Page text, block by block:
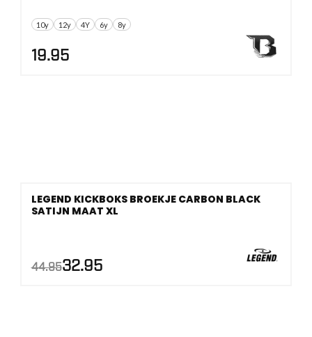
10y 12y 4Y 6y 8y
19.95
AANBIEDING!
LEGEND KICKBOKS BROEKJE CARBON BLACK
SATIJN MAAT XL
44.95
Oorspronkelijke
prijs
32.95
Huidige
prijs